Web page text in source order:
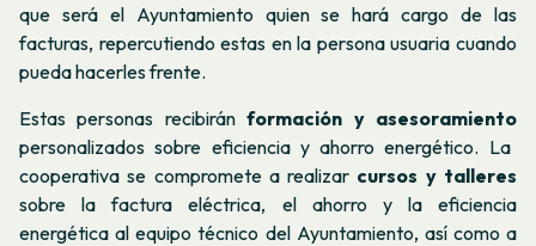
que será el Ayuntamiento quien se hará cargo de las
facturas, repercutiendo estas en la persona usuaria cuando
pueda hacerles frente.
Estas personas recibiránformación y asesoramiento
personalizados sobre eficiencia y ahorro energético. La
cooperativa se compromete a realizar cursos y talleres
sobre la factura eléctrica, el ahorro y la eficiencia
energética al equipo técnico del Ayuntamiento, así como a